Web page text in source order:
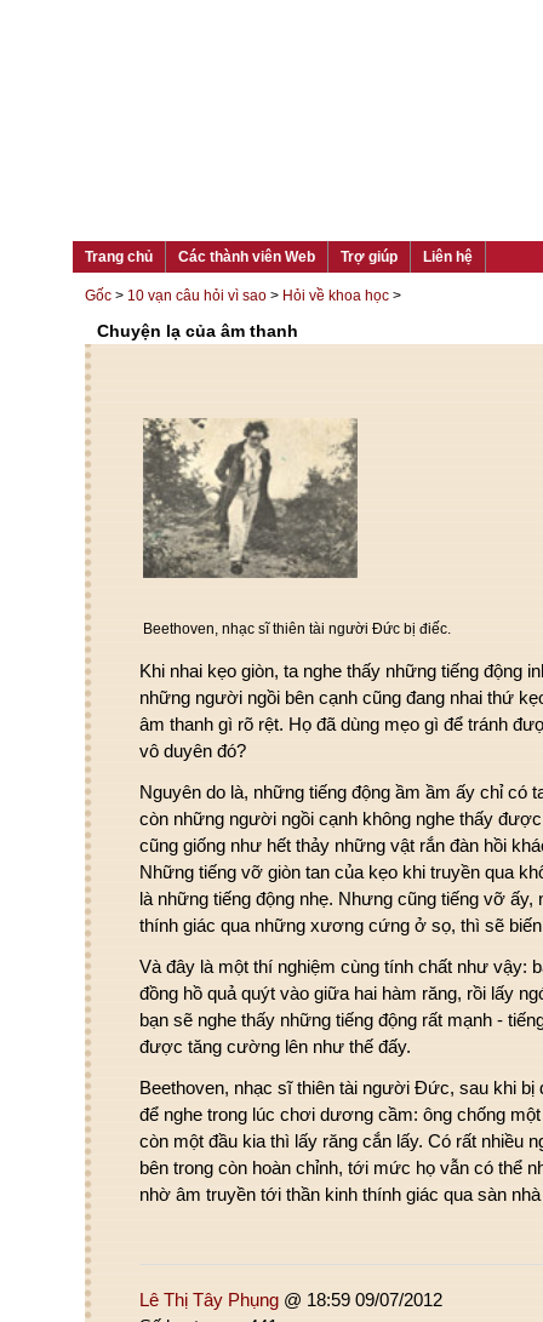
Trang chủ Các thành viên Web Trợ giúp Liên hệ
Gốc > 10 vạn câu hỏi vì sao > Hỏi về khoa học >
Chuyện lạ của âm thanh
Beethoven, nhạc sĩ thiên tài người Đức bị điếc.
Khi nhai kẹo giòn, ta nghe thấy những tiếng động
những người ngồi bên cạnh cũng đang nhai thứ
âm thanh gì rõ rệt. Họ đã dùng mẹo gì để tránh
vô duyên đó?
Nguyên do là, những tiếng động ầm ầm ấy chỉ có
còn những người ngồi cạnh không nghe thấy
cũng giống như hết thảy những vật rắn đàn hồi
Những tiếng vỡ giòn tan của kẹo khi truyền qua
là những tiếng động nhẹ. Nhưng cũng tiếng vỡ ấy,
thính giác qua những xương cứng ở sọ, thì sẽ
Và đây là một thí nghiệm cùng tính chất như vậy:
đồng hồ quả quýt vào giữa hai hàm răng, rồi lấy
bạn sẽ nghe thấy những tiếng động rất mạnh -
được tăng cường lên như thế đấy.
Beethoven, nhạc sĩ thiên tài người Đức, sau khi bị
để nghe trong lúc chơi dương cầm: ông chống
còn một đầu kia thì lấy răng cắn lấy. Có rất nhiều
bên trong còn hoàn chỉnh, tới mức họ vẫn có thể
nhờ âm truyền tới thần kinh thính giác qua sàn
Lê Thị Tây Phụng @ 18:59 09/07/2012